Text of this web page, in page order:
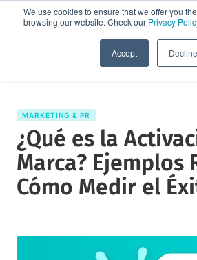
We use cookies to ensure that we offer you
browsing our website. Check our Privacy
Accept Decline
Solicita
MARKETING & PR
¿Qué es la
Marca? Ejemplos
Cómo Medir el